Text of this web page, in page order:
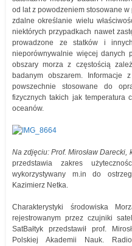
od lat z powodzeniem stosowane
zdalne określanie wielu
niektórych przypadkach nawet
prowadzone ze statków i
nieporównywalnie więcej danych
obszary morza z częstością
badanym obszarem. Informacje
powszechnie stosowane do
fizycznych takich jak temperatura
oceanów.
Na zdjęciu: Prof. Mirosław Darecki,
przedstawia zakres
wykorzystywany m.in do
Kazimierz Netka.
Charakterystyki środowiska
rejestrowanym przez czujniki
SatBałtyk przedstawił prof.
Polskiej Akademii Nauk.